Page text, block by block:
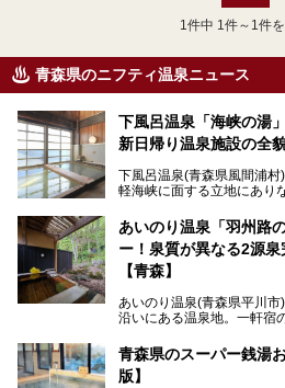
1 件中 1件～1件
青森県のニフティ温泉ニュース
下風呂温泉「海峡の湯
新日帰り温泉施設の全
下風呂温泉(青森県風間浦
軽海峡に面する立地にあり
泉ファンが訪れる温泉地で
「海峡の湯」は、以前あっ
年12月にオープンした日帰
浴場で使用された2つの源
無料休憩室や食事処も併設
にも利用しやすい施設へ変
今回、筆者は実際に海峡の
底解説します！
あいのり温泉「羽州路
ー！泉質が異なる2源
【青森】
あいのり温泉(青森県平川
沿いにある温泉地。一軒宿
(通称:赤湯)と無色透明の単
し、いずれも源泉100％か
う。
青森県のスーパー銭湯
版】